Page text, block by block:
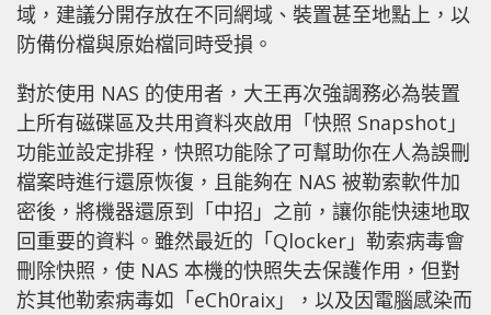
域，建議分開存放在不同網域、裝置甚至地點上，以
防備份檔與原始檔同時受損。
對於使用 NAS 的使用者，大王再次強調務必為裝置
上所有磁碟區及共用資料夾啟用「快照 Snapshot」
功能並設定排程，快照功能除了可幫助你在人為誤刪
檔案時進行還原恢復，且能夠在 NAS 被勒索軟件加
密後，將機器還原到「中招」之前，讓你能快速地取
回重要的資料。雖然最近的「Qlocker」勒索病毒會
刪除快照，使 NAS 本機的快照失去保護作用，但對
於其他勒索病毒如「eCh0raix」，以及因電腦感染而